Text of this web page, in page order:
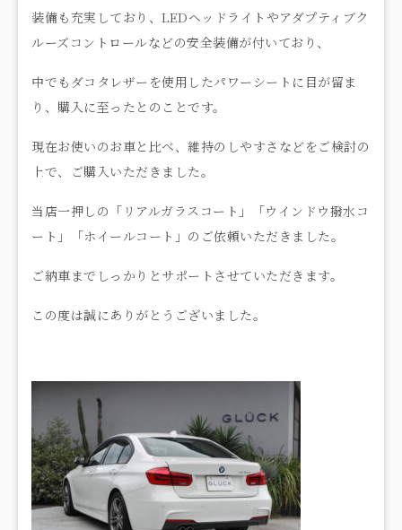
装備も充実しており、LEDヘッドライトやアダプティブク
ルーズコントロールなどの安全装備が付いており、
中でもダコタレザーを使用したパワーシートに目が留ま
り、購入に至ったとのことです。
現在お使いのお車と比べ、維持のしやすさなどをご検討の
上で、ご購入いただきました。
当店一押しの「リアルガラスコート」「ウインドウ撥水コ
ート」「ホイールコート」のご依頼いただきました。
ご納車までしっかりとサポートさせていただきます。
この度は誠にありがとうございました。